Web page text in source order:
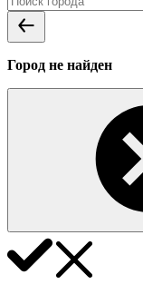
Город не найден